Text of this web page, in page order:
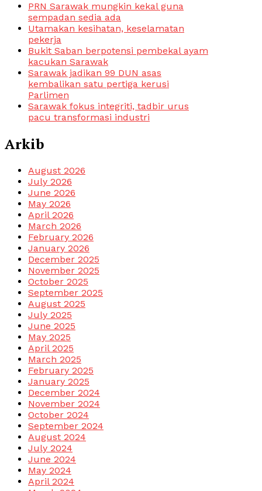
PRN Sarawak mungkin kekal guna
sempadan sedia ada
Utamakan kesihatan, keselamatan
pekerja
Bukit Saban berpotensi pembekal ayam
kacukan Sarawak
Sarawak jadikan 99 DUN asas
kembalikan satu pertiga kerusi
Parlimen
Sarawak fokus integriti, tadbir urus
pacu transformasi industri
Arkib
August 2026
July 2026
June 2026
May 2026
April 2026
March 2026
February 2026
January 2026
December 2025
November 2025
October 2025
September 2025
August 2025
July 2025
June 2025
May 2025
April 2025
March 2025
February 2025
January 2025
December 2024
November 2024
October 2024
September 2024
August 2024
July 2024
June 2024
May 2024
April 2024